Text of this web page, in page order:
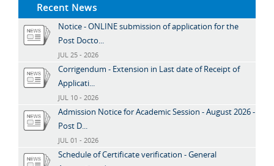
Recent News
Notice - ONLINE submission of application for the
Post Docto...
JUL 25 - 2026
Corrigendum - Extension in Last date of Receipt of
Applicati...
JUL 10 - 2026
Admission Notice for Academic Session - August 2026 -
Post D...
JUL 01 - 2026
Schedule of Certificate verification - General